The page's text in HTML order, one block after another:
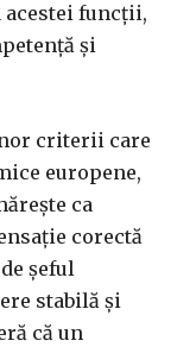
funcții,
și
criterii care
europene,
ca
corectă
șeful
stabilă și
că un